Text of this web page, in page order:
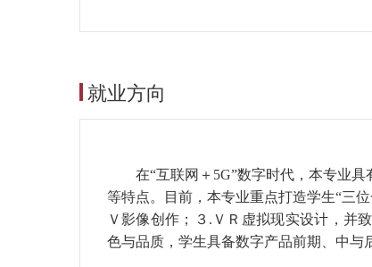
就业方向
在“互联网＋5G”数字时代，本专业
等特点。目前，本专业重点打造学生“三
Ｖ影像创作；３.ＶＲ虚拟现实设计，并
色与品质，学生具备数字产品前期、中与